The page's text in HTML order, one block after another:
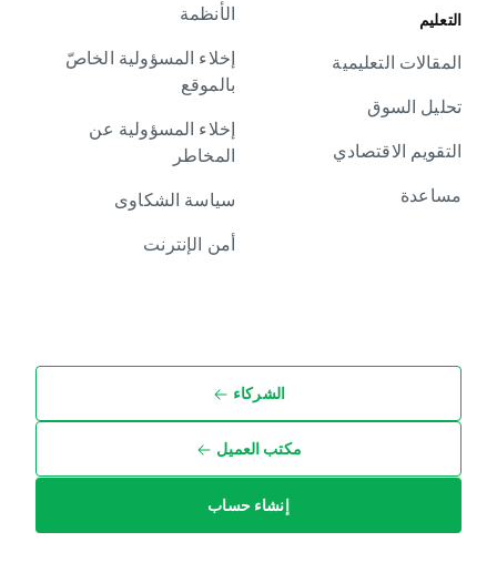
التعليم
المقالات التعليمية
تحليل السوق
التقويم الاقتصادي
مساعدة
الأنظمة
إخلاء المسؤولية الخاصّ
بالموقع
إخلاء المسؤولية عن
المخاطر
سياسة الشكاوى
أمن الإنترنت
الشركاء
مكتب العميل
إنشاء حساب